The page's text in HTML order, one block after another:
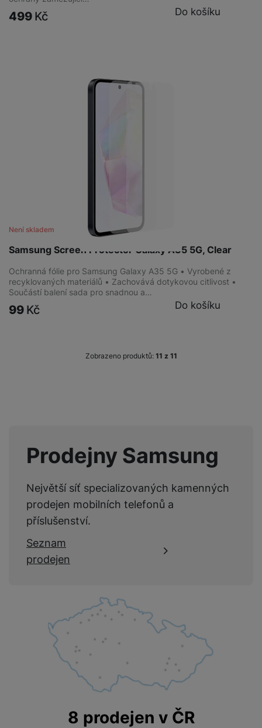
499 Kč Do košíku
Samsung Screen Protector Galaxy A35 5G, Clear
Není skladem
Ochranná fólie pro Samsung Galaxy A35 5G • Vyrobené z
recyklovaných materiálů • Zachovává dotykovou citlivost •
Součástí balení sada pro snadnou a…
99 Kč Do košíku
Zobrazeno produktů: z 11
Prodejny Samsung
Největší síť specializovaných kamenných
prodejen mobilních telefonů a
příslušenství.
Seznam
prodejen
8 prodejen v ČR